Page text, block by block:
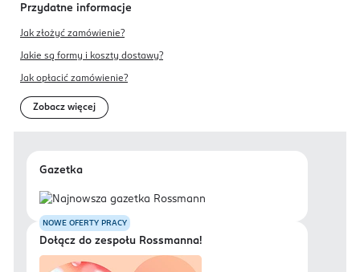
Przydatne informacje
Jak złożyć zamówienie?
Jakie są formy i koszty dostawy?
Jak opłacić zamówienie?
Zobacz więcej
Gazetka
NOWE OFERTY PRACY
Dołącz do zespołu Rossmanna!